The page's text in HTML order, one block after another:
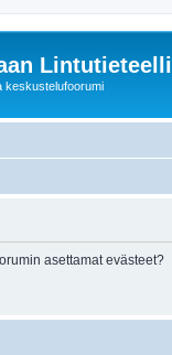
keskustelufoorumi
asettamat evästeet?